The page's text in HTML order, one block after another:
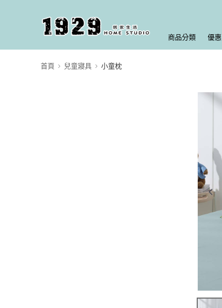
商品分類 優
首頁 兒童寢具 小童枕